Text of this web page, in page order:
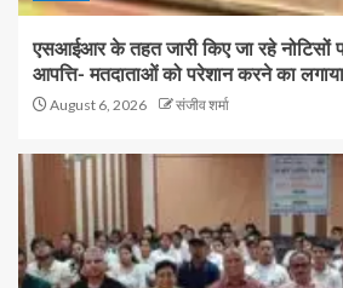
एसआईआर के तहत जारी किए जा रहे नोटिसों
आपत्ति- मतदाताओं को परेशान करने का
August 6, 2026 संजीव शर्मा